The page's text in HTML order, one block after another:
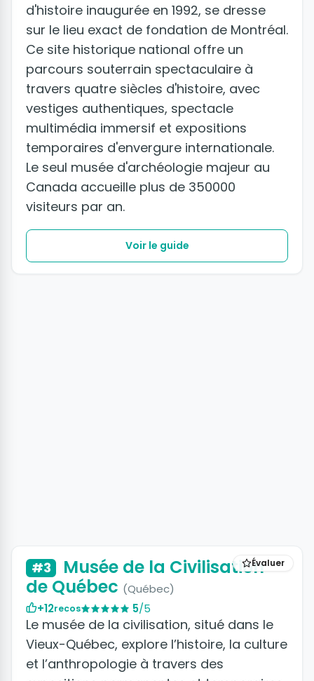
d'histoire inaugurée en 1992, se dresse
sur le lieu exact de fondation de Montréal.
Ce site historique national offre un
parcours souterrain spectaculaire à
travers quatre siècles d'histoire, avec
vestiges authentiques, spectacle
multimédia immersif et expositions
temporaires d'envergure internationale.
Le seul musée d'archéologie majeur au
Canada accueille plus de 350000
visiteurs par an.
Voir le guide
Évaluer
#3
Musée de la Civilisation
de Québec (Québec)
+12recos 5/5
Le musée de la civilisation, situé dans le
Vieux-Québec, explore l’histoire, la culture
et l’anthropologie à travers des